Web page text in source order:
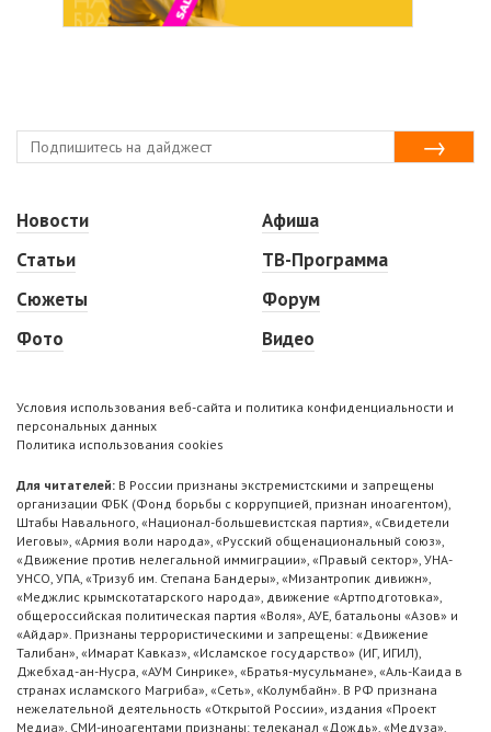
Новости
Статьи
Сюжеты
Фото
Афиша
ТВ-Программа
Форум
Видео
Условия использования веб-сайта и политика конфиденциальности и
персональных данных
Политика использования cookies
Для читателей: В России признаны экстремистскими и запрещены
организации ФБК (Фонд борьбы с коррупцией, признан иноагентом),
Штабы Навального, «Национал-большевистская партия», «Свидетели
Иеговы», «Армия воли народа», «Русский общенациональный союз»,
«Движение против нелегальной иммиграции», «Правый сектор», УНА-
УНСО, УПА, «Тризуб им. Степана Бандеры», «Мизантропик дивижн»,
«Меджлис крымскотатарского народа», движение «Артподготовка»,
общероссийская политическая партия «Воля», АУЕ, батальоны «Азов» и
«Айдар». Признаны террористическими и запрещены: «Движение
Талибан», «Имарат Кавказ», «Исламское государство» (ИГ, ИГИЛ),
Джебхад-ан-Нусра, «АУМ Синрике», «Братья-мусульмане», «Аль-Каида в
странах исламского Магриба», «Сеть», «Колумбайн». В РФ признана
нежелательной деятельность «Открытой России», издания «Проект
Медиа». СМИ-иноагентами признаны: телеканал «Дождь», «Медуза»,